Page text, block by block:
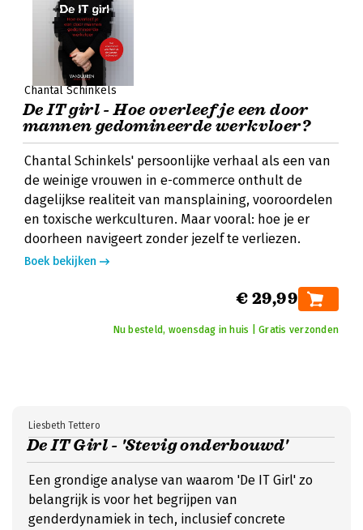
Chantal Schinkels
De IT girl - Hoe overleef je een door
mannen gedomineerde werkvloer?
Chantal Schinkels' persoonlijke verhaal als een van
de weinige vrouwen in e-commerce onthult de
dagelijkse realiteit van mansplaining, vooroordelen
en toxische werkculturen. Maar vooral: hoe je er
doorheen navigeert zonder jezelf te verliezen.
Boek bekijken
€ 29,99
Nu besteld, woensdag in huis | Gratis verzonden
De IT Girl - 'Stevig onderbouwd'
Liesbeth Tettero
Een grondige analyse van waarom 'De IT Girl' zo
belangrijk is voor het begrijpen van
genderdynamiek in tech, inclusief concrete